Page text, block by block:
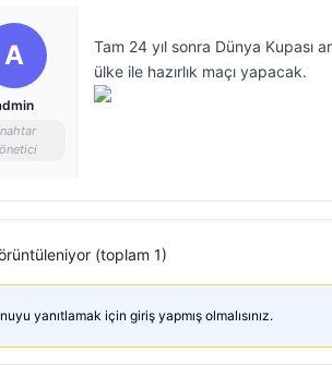
A
Tam 24 yıl sonra Dünya Kupası
ülke ile hazırlık maçı yapacak.
(toplam 1)
yanıtlamak için giriş yapmış olmalısınız.